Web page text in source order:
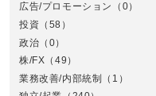
広告/プロモーション
（0）
投資 （58）
政治 （0）
株/FX （49）
業務改善/内部統制 （1）